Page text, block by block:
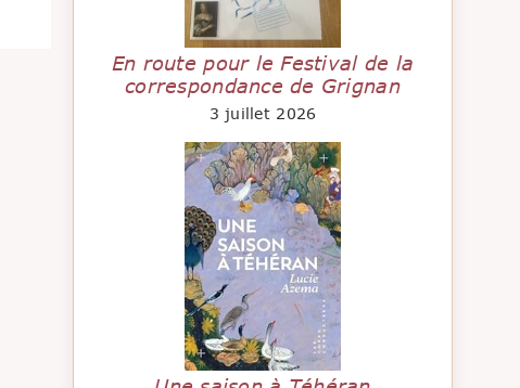
En route pour le Festival de la
correspondance de Grignan
3 juillet 2026